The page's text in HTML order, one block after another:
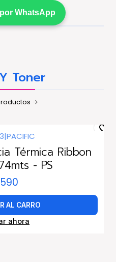
WhatsApp
Toner
|PACIFIC
Térmica Ribbon
- PS
AL CARRO
ahora